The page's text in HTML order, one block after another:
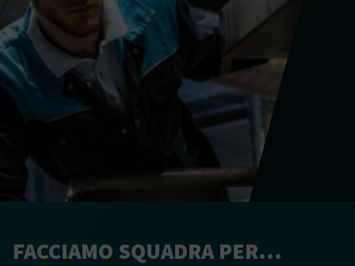
FACCIAMO SQUADRA PER...